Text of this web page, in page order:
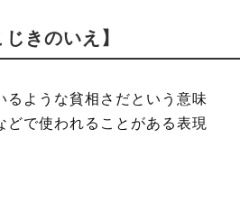
きのいえ】
るような貧相さだという意味
どで使われることがある表現